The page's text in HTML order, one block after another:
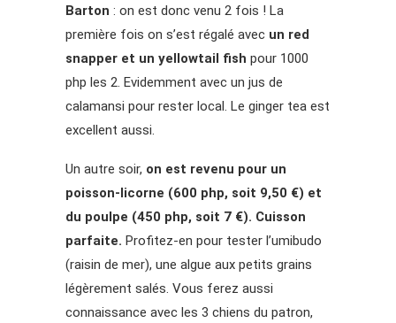
Barton : on est donc venu 2 fois ! La
première fois on s’est régalé avec un red
snapper et un yellowtail fish pour 1000
php les 2. Evidemment avec un jus de
calamansi pour rester local. Le ginger tea est
excellent aussi.
Un autre soir, on est revenu pour un
poisson-licorne (600 php, soit 9,50 €) et
du poulpe (450 php, soit 7 €). Cuisson
parfaite. Profitez-en pour tester l’umibudo
(raisin de mer), une algue aux petits grains
légèrement salés. Vous ferez aussi
connaissance avec les 3 chiens du patron,